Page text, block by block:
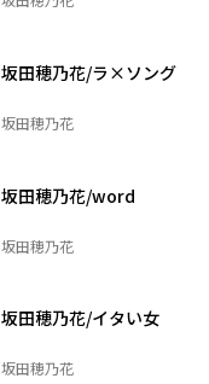
坂田穂乃花/ラ×ソング
坂田穂乃花
坂田穂乃花/word
坂田穂乃花
坂田穂乃花/イタい女
坂田穂乃花